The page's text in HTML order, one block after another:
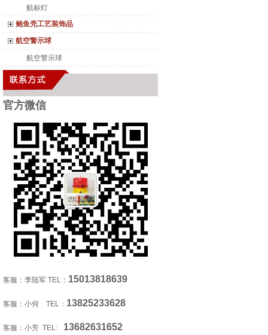
航标灯
鲍鱼壳工艺装饰品
航空警示球
航空警示球
官方微信
客服：李陆军 TEL： 15013818639
客服：小何 TEL： 13825233628
客服：小芳 TEL: 13682631652